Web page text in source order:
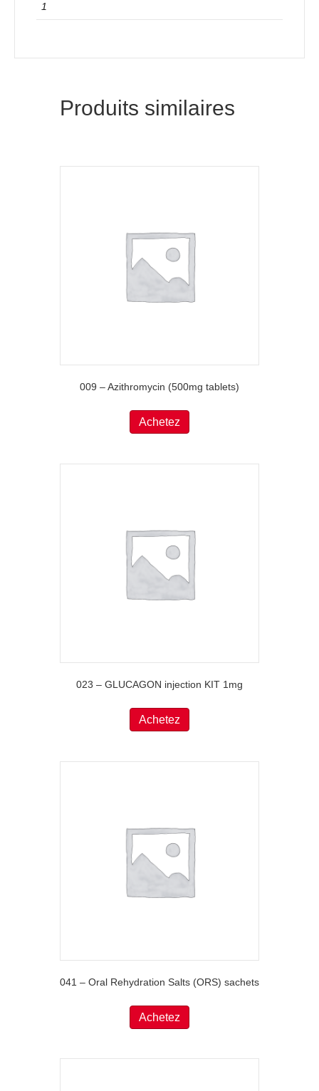
1
Produits similaires
009 – Azithromycin (500mg tablets)
Achetez
023 – GLUCAGON injection KIT 1mg
Achetez
041 – Oral Rehydration Salts (ORS) sachets
Achetez